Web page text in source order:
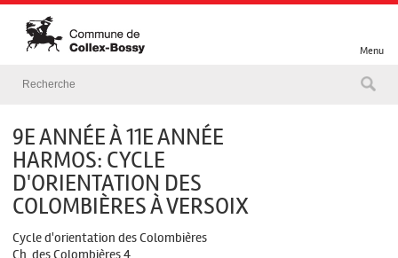
Menu
9E ANNÉE À 11E ANNÉE
HARMOS: CYCLE
D'ORIENTATION DES
COLOMBIÈRES À VERSOIX
Cycle d'orientation des Colombières
Ch. des Colombières 4